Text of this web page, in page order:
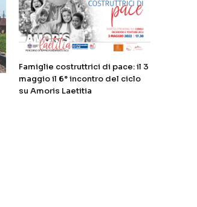
Famiglie costruttrici di pace: il 3
maggio il 6° incontro del ciclo
su Amoris Laetitia